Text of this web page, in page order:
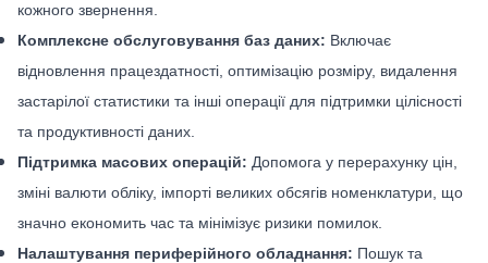
кожного звернення.
Комплексне обслуговування баз даних: Включає
відновлення працездатності, оптимізацію розміру, видалення
застарілої статистики та інші операції для підтримки цілісності
та продуктивності даних.
Підтримка масових операцій: Допомога у перерахунку цін,
зміні валюти обліку, імпорті великих обсягів номенклатури, що
значно економить час та мінімізує ризики помилок.
Налаштування периферійного обладнання: Пошук та